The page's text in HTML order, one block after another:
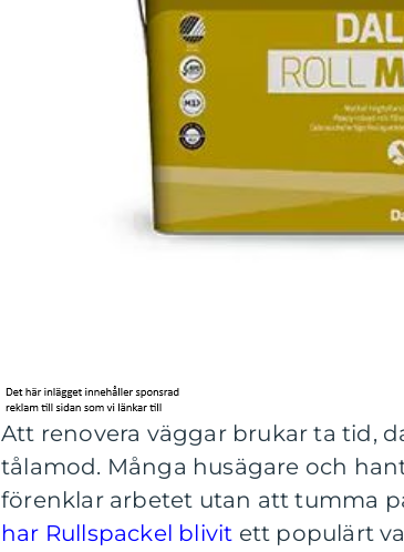
Att renovera väggar brukar ta tid,
tålamod. Många husägare och
förenklar arbetet utan att tumma
har Rullspackel blivit ett populärt